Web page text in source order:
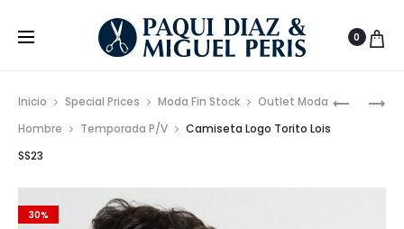
0
Inicio Special Prices Moda Fin Stock
Outlet Moda
Hombre
Temporada P/V
Camiseta Logo Torito Lois
SS23
30%